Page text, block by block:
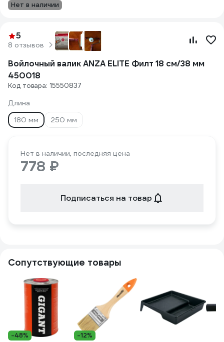
Нет в наличии
5
8 отзывов
Войлочный валик ANZA ELITE Филт 18 см/38 мм
450018
Код товара: 15550837
Длина
180 мм
250 мм
Нет в наличии, последняя цена
778 ₽
Подписаться на товар
Сопутствующие товары
-48% -12%